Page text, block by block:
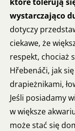
wystarczająco
dotyczy
ciekawe, że
respekt, chociaż
Hřebenáči, jak
drapieżnikami,
Jeśli posiadamy
w większe
może stać się